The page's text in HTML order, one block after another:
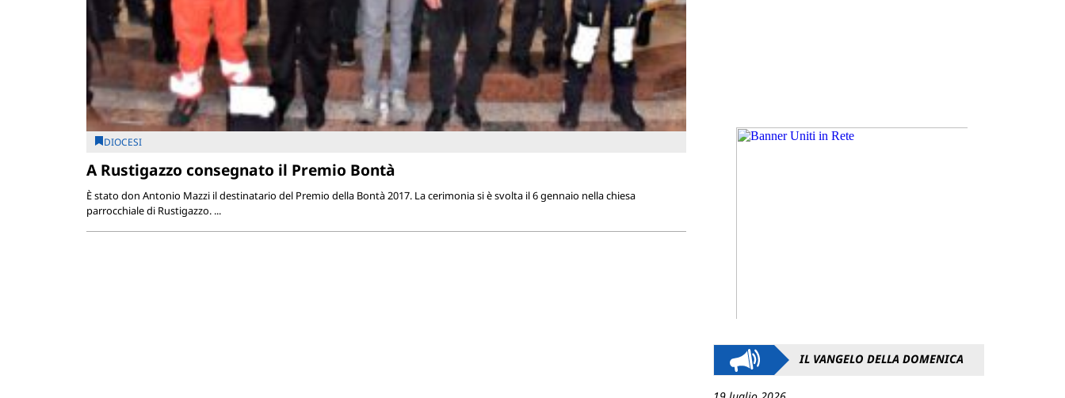
DIOCESI
A Rustigazzo consegnato il Premio Bontà
È stato don Antonio Mazzi il destinatario del Premio della Bontà 2017. La cerimonia si è svolta il 6 gennaio nella chiesa
parrocchiale di Rustigazzo. ...
IL VANGELO DELLA DOMENICA